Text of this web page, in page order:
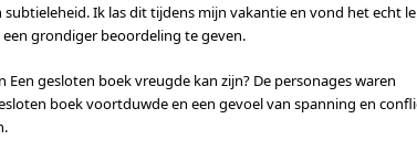
Ik las dit tijdens mijn vakantie en vond het echt
grondiger beoordeling te geven.
gesloten boek vreugde kan zijn? De personages waren
boek voortduwde en een gevoel van spanning en